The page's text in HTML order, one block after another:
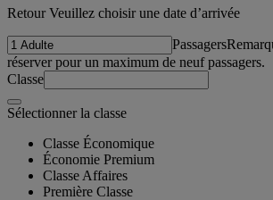
Retour Veuillez choisir une date d’arrivée
Passagers
réserver pour un maximum de neuf passagers.
Classe
Sélectionner la classe
Classe Économique
Économie Premium
Classe Affaires
Première Classe